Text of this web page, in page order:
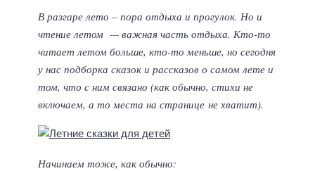
В разгаре лето – пора отдыха и прогулок. Но и
чтение летом — важная часть отдыха. Кто-то
читает летом больше, кто-то меньше, но сегодня
у нас подборка сказок и рассказов о самом лете и
том, что с ним связано (как обычно, стихи не
включаем, а то места на странице не хватит).
Начинаем тоже, как обычно: